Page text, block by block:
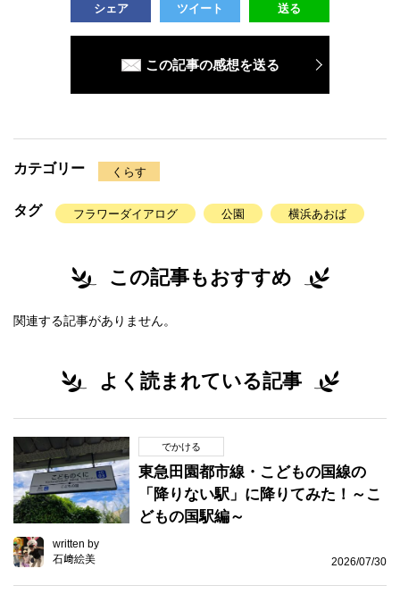
シェア ツイート 送る
この記事の感想を送る
カテゴリー くらす
タグ フラワーダイアログ 公園 横浜あおば
この記事もおすすめ
関連する記事がありません。
よく読まれている記事
でかける
東急田園都市線・こどもの国線の
「降りない駅」に降りてみた！～こ
どもの国駅編～
written by
石﨑絵美
2026/07/30